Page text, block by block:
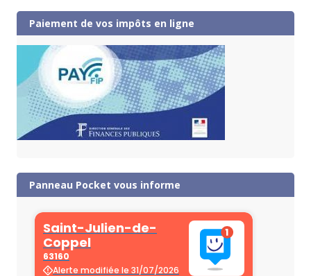
Paiement de vos impôts en ligne
Panneau Pocket vous informe